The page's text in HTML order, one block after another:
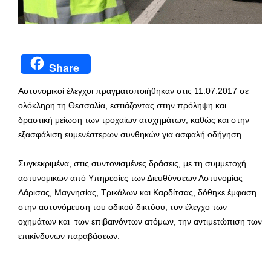
Share
Αστυνομικοί έλεγχοι πραγματοποιήθηκαν στις 11.07.2017 σε
ολόκληρη τη Θεσσαλία, εστιάζοντας στην πρόληψη και
δραστική μείωση των τροχαίων ατυχημάτων, καθώς και στην
εξασφάλιση ευμενέστερων συνθηκών για ασφαλή οδήγηση.
Συγκεκριμένα, στις συντονισμένες δράσεις, με τη συμμετοχή
αστυνομικών από Υπηρεσίες των Διευθύνσεων Αστυνομίας
Λάρισας, Μαγνησίας, Τρικάλων και Καρδίτσας, δόθηκε έμφαση
στην αστυνόμευση του οδικού δικτύου, τον έλεγχο των
οχημάτων και των επιβαινόντων ατόμων, την αντιμετώπιση των
επικίνδυνων παραβάσεων.